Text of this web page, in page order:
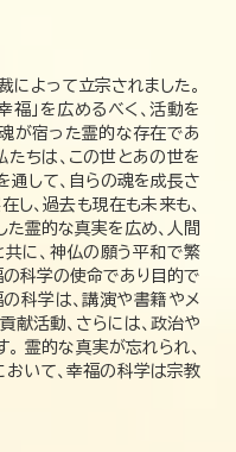
よって立宗されました。
福」を広めるべく、活動を
が宿った霊的な存在であ
たちは、この世とあの世を
通して、自らの魂を成長さ
し、過去も現在も未来も、
た霊的な真実を広め、人間
に、神仏の願う平和で繁
の科学の使命であり目的で
科学は、講演や書籍やメ
献活動、さらには、政治や
霊的な真実が忘れられ、
いて、幸福の科学は宗教